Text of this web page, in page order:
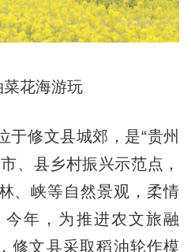
花海游玩
修文县城郊，是“贵州
、县乡村振兴示范点，
、峡等自然景观，柔情
年，为推进农文旅融
修文县采取稻油轮作模